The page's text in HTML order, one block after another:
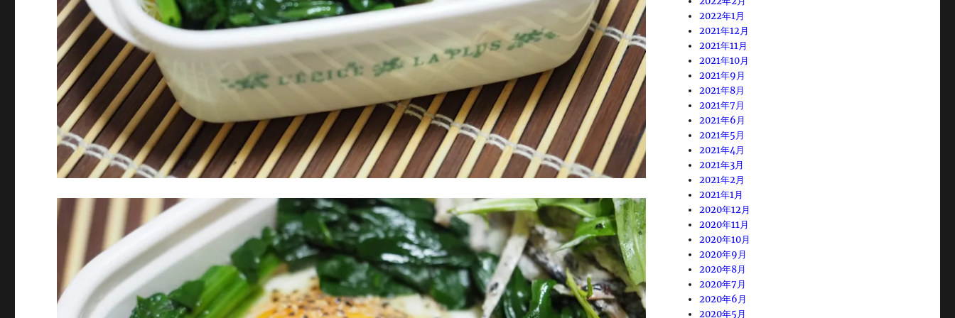
2022年1月
2021年12月
2021年11月
2021年10月
2021年9月
2021年8月
2021年7月
2021年6月
2021年5月
2021年4月
2021年3月
2021年2月
2021年1月
2020年12月
2020年11月
2020年10月
2020年9月
2020年8月
2020年7月
2020年6月
2020年5月